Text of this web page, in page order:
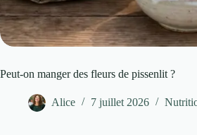
Peut-on manger des fleurs de pissenlit ?
Alice 7 juillet 2026